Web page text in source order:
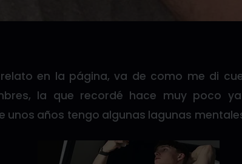
en la página, va de como me di
la que recordé hace muy poco
unos años tengo algunas lagunas